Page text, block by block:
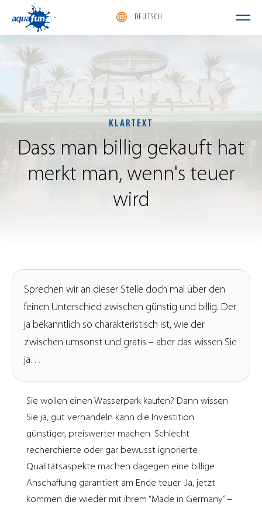
DEUTSCH
KLARTEXT
Dass man billig gekauft hat
merkt man, wenn's teuer
wird
Sprechen wir an dieser Stelle doch mal über den
feinen Unterschied zwischen günstig und billig. Der
ja bekanntlich so charakteristisch ist, wie der
zwischen umsonst und gratis – aber das wissen Sie
ja…
Sie wollen einen Wasserpark kaufen? Dann wissen
Sie ja, gut verhandeln kann die Investition
günstiger, preiswerter machen. Schlecht
recherchierte oder gar bewusst ignorierte
Qualitätsaspekte machen dagegen eine billige
Anschaffung garantiert am Ende teuer. Ja, jetzt
kommen die wieder mit ihrem “Made in Germany” –